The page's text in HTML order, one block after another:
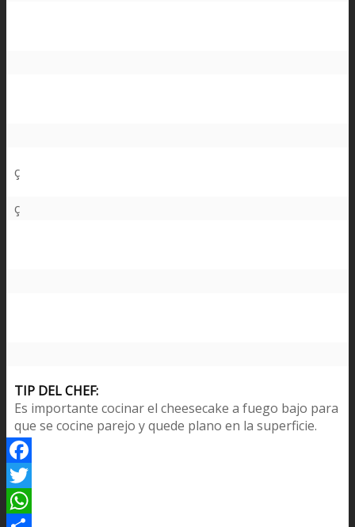
ç
ç
TIP DEL CHEF:
Es importante cocinar el cheesecake a fuego bajo para
que se cocine parejo y quede plano en la superficie.
Facebook
Twitter